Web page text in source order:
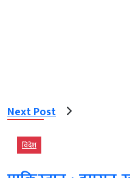
Next Post
विदेश